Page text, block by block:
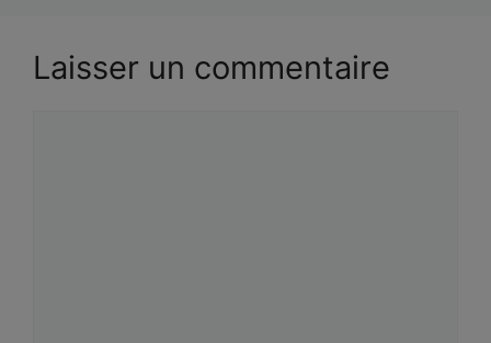
Laisser un commentaire